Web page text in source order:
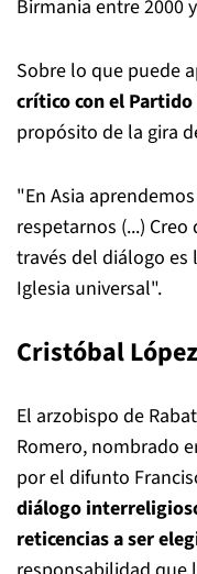
Birmania entre 2000
Sobre lo que puede
crítico con el
propósito de la gira
"En Asia
respetarnos (...)
través del diálogo es
Iglesia universal".
Cristóbal
El arzobispo de
Romero, nombrado
por el difunto
diálogo
reticencias a ser